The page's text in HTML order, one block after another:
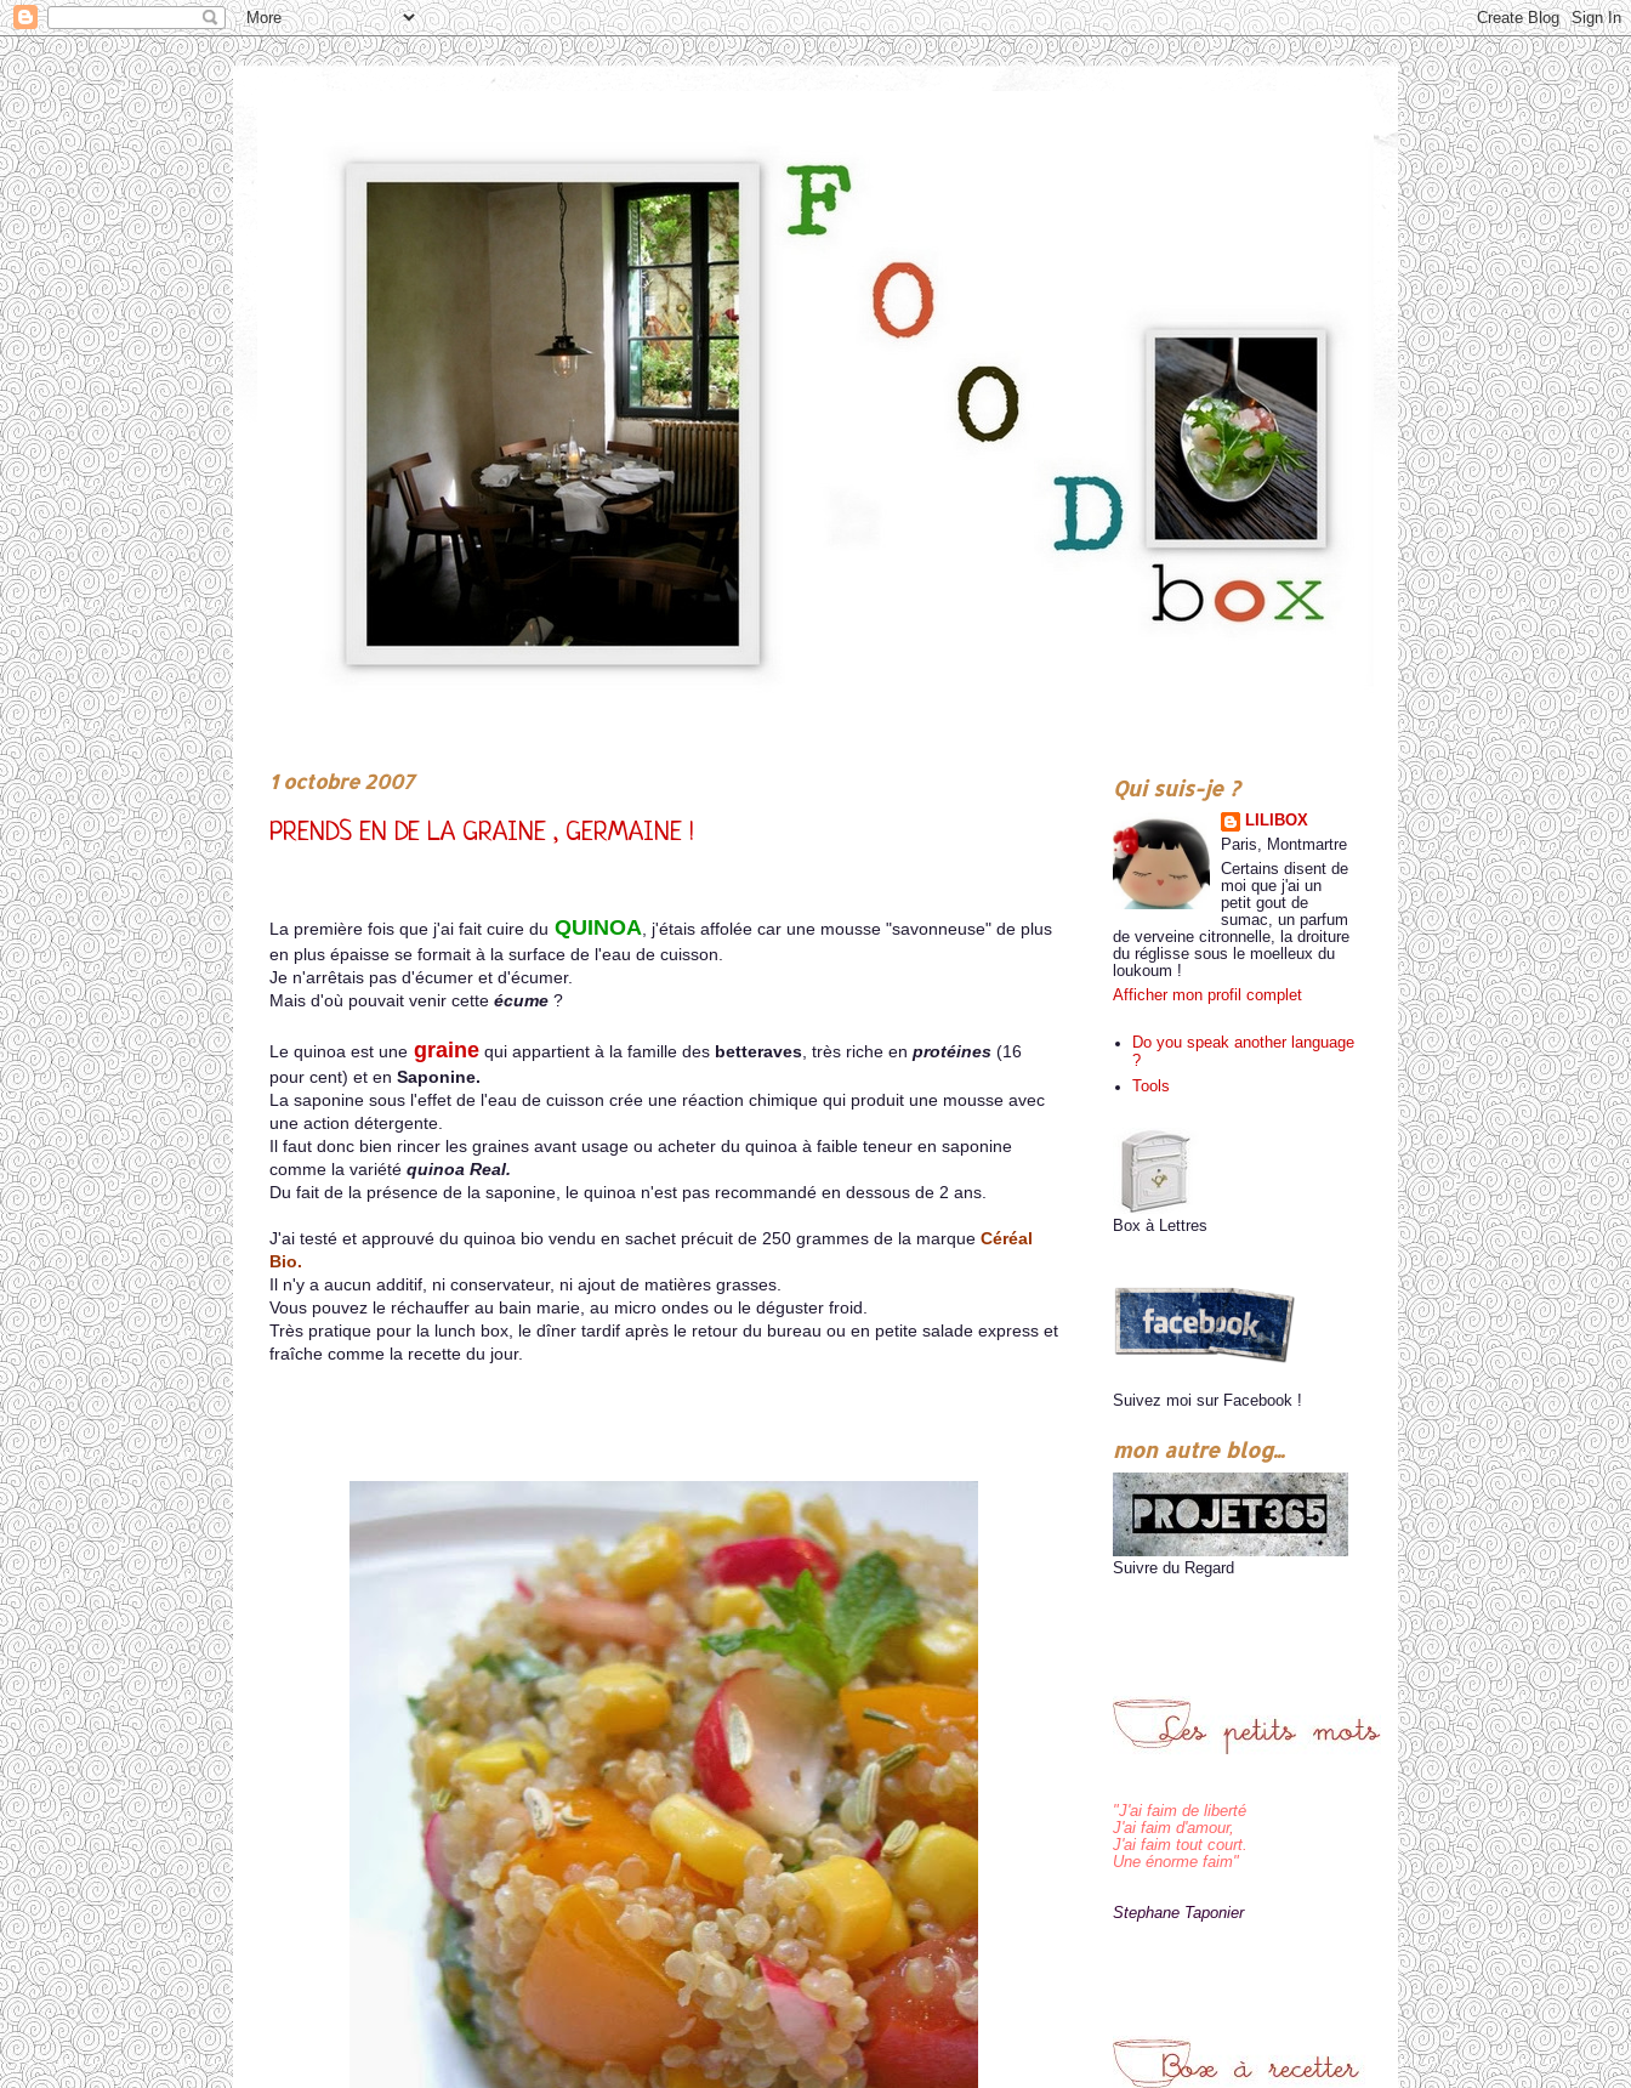
1 octobre 2007
PRENDS EN DE LA GRAINE , GERMAINE !
La première fois que j'ai fait cuire du QUINOA , j'étais affolée car une mousse "savonneuse" de plus
en plus épaisse se formait à la surface de l'eau de cuisson.
Je n'arrêtais pas d'écumer et d'écumer.
Mais d'où pouvait venir cette écume ?
Le quinoa est une graine qui appartient à la famille des betteraves , très riche en protéines (16
pour cent) et en Saponine.
La saponine sous l'effet de l'eau de cuisson crée une réaction chimique qui produit une mousse avec
une action détergente.
Il faut donc bien rincer les graines avant usage ou acheter du quinoa à faible teneur en saponine
comme la variété quinoa Real.
Du fait de la présence de la saponine, le quinoa n'est pas recommandé en dessous de 2 ans.
J'ai testé et approuvé du quinoa bio vendu en sachet précuit de 250 grammes de la marque Céréal
Bio.
Il n'y a aucun additif, ni conservateur, ni ajout de matières grasses.
Vous pouvez le réchauffer au bain marie, au micro ondes ou le déguster froid.
Très pratique pour la lunch box, le dîner tardif après le retour du bureau ou en petite salade express et
fraîche comme la recette du jour.
Qui suis-je ?
LILIBOX
Paris, Montmartre
Certains disent de
moi que j'ai un
petit gout de
sumac, un parfum
de verveine citronnelle, la droiture
du réglisse sous le moelleux du
loukoum !
Afficher mon profil complet
Do you speak another language
?
Tools
Box à Lettres
Suivez moi sur Facebook !
mon autre blog...
Suivre du Regard
"J'ai faim de liberté
J'ai faim d'amour,
J'ai faim tout court.
Une énorme faim"
Stephane Taponier